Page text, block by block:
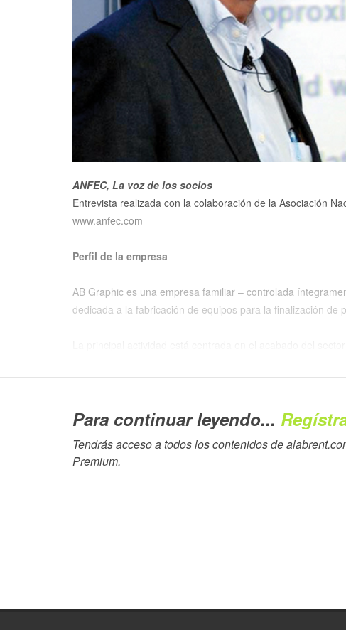
ANFEC, La voz de los socios
Entrevista realizada con la colaboración de la Asociación
www.anfec.com
Perfil de la empresa
AB Graphic es una empresa familiar – controlada
dedicada a la fabricación de equipos para la finalización de
de los rollos finales de etiquetas (Vectra), convertidoras de
para minimizar el desperdicio de material y realizar todos
producto (laminación, estampación caliente, serigrafía,
Pese a ser una empresa familiar, tenemos mentalidad de
Para continuar leyendo...
Tendrás acceso a todos los contenidos de
Premium.